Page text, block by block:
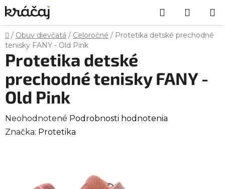
Prejsť
na
obsah
Hľadať
KOŠÍK
Domov
/ Obuv dievčatá / Celoročné / Protetika detské prechodné
tenisky FANY - Old Pink
Protetika detské
prechodné tenisky FANY -
Old Pink
Priemerné
hodnotenie
Neohodnotené Podrobnosti hodnotenia
Značka: Protetika